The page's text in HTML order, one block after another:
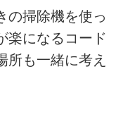
の掃除機を使っ
楽になるコード
所も一緒に考え